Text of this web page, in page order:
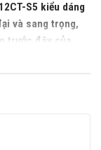
S5 kiểu dáng
và sang trọng,
trước đây của
phần tăng